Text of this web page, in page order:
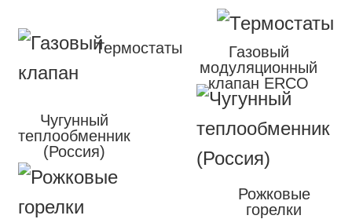
Термостаты
Газовый
модуляционный
клапан ERCO
Чугунный
теплообменник
(Россия)
Рожковые
горелки